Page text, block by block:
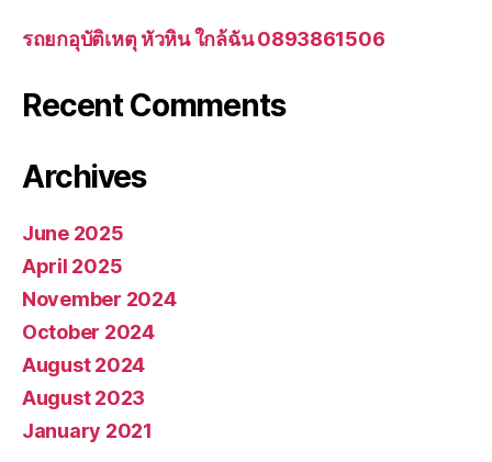
รถยกอุบัติเหตุ หัวหิน ใกล้ฉัน 0893861506
Recent Comments
Archives
June 2025
April 2025
November 2024
October 2024
August 2024
August 2023
January 2021